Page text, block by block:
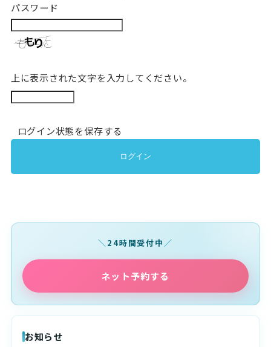
パスワード
上に表示された文字を入力してください。
ログイン状態を保存する
24時間受付中
ネット予約する
お知らせ